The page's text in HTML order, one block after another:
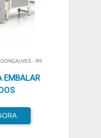
- RS
EMBALAR